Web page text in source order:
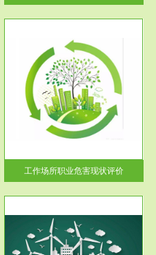
工作场所职业危害现状评价